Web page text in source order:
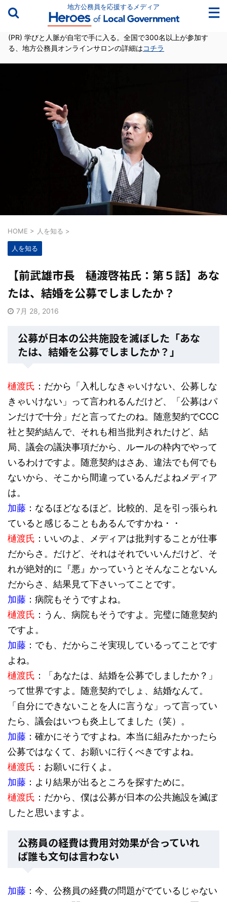
地方公務員を応援するメディア
(PR) 学びと人脈が自宅で手に入る。全国で300名以上が参加す
る、地方公務員オンラインサロンの詳細はコチラ
HOME > 人を知る >
人を知る
【前武雄市長 樋渡啓祐氏：第５話】あな
たは、結婚を公募でしましたか？
7月 28, 2016
公募が日本の公共施設を滅ぼした「あな
たは、結婚を公募でしましたか？」
樋渡氏 ：だから「入札しなきゃいけない、公募しな
きゃいけない」って言われるんだけど、「公募はパ
ンだけで十分」だと言ってたのね。随意契約でCCC
社と契約結んで、それも相当批判されたけど、結
局、議会の議決事項だから、ルールの枠内でやって
いるわけですよ。随意契約はさあ、違法でも何でも
ないから、そこから間違っているんだよねメディア
は。
加藤 ：なるほどなるほど。比較的、足を引っ張られ
ていると感じることもあるんですかね・・
樋渡氏 ：いいのよ、メディアは批判することが仕事
だからさ。だけど、それはそれでいいんだけど、そ
れが絶対的に『悪』かっていうとそんなことないん
だからさ、結果見て下さいってことです。
加藤 ：病院もそうですよね。
樋渡氏 ：うん、病院もそうですよ。完璧に随意契約
ですよ。
加藤 ：でも、だからこそ実現しているってことです
よね。
樋渡氏 ：「あなたは、結婚を公募でしましたか？」
って世界ですよ。随意契約でしょ、結婚なんて。
「自分にできないことを人に言うな」って言ってい
たら、議会はいつも炎上してました（笑）。
加藤 ：確かにそうですよね。本当に組みたかったら
公募ではなくて、お願いに行くべきですよね。
樋渡氏 ：お願いに行くよ。
加藤 ：より結果が出るところを探すために。
樋渡氏 ：だから、僕は公募が日本の公共施設を滅ぼ
したと思いますよ。
公務員の経費は費用対効果が合っていれ
ば誰も文句は言わない
加藤 ：今、公務員の経費の問題がでているじゃない